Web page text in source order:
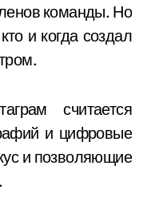
команды. Но
и когда создал
считается
и цифровые
и позволяющие